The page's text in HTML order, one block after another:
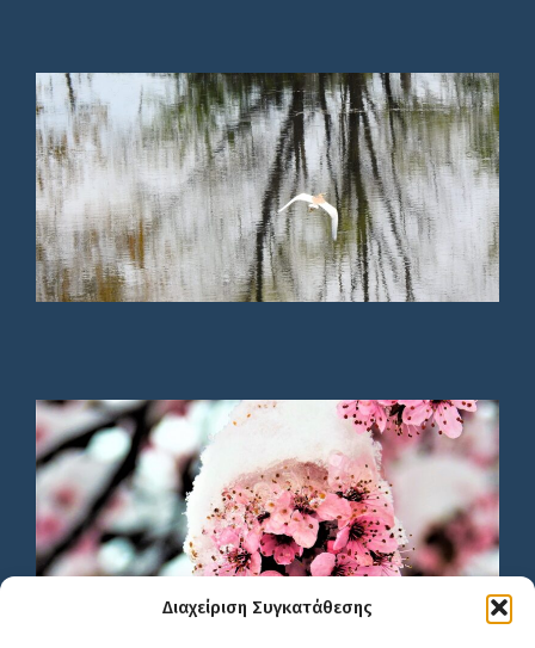
Διαχείριση Συγκατάθεσης